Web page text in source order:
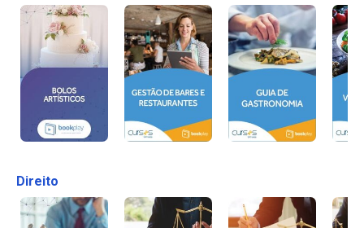
Direito